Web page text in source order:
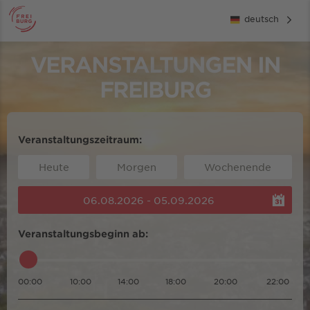
deutsch
VERANSTALTUNGEN IN
FREIBURG
Veranstaltungszeitraum:
Heute Morgen Wochenende
06.08.2026 - 05.09.2026
Veranstaltungsbeginn ab:
00:00 10:00 14:00 18:00 20:00 22:00